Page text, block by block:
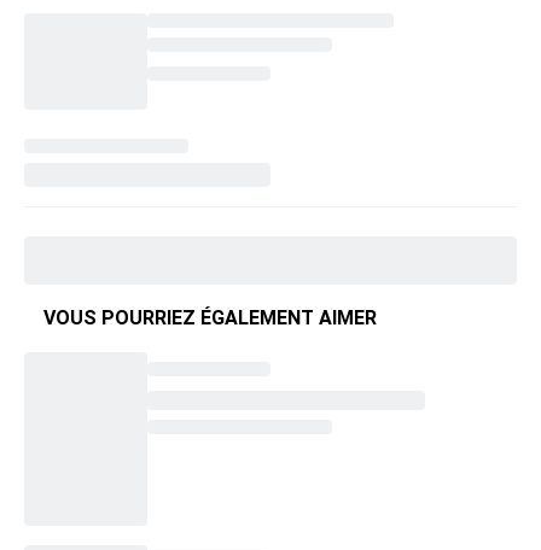
VOUS POURRIEZ ÉGALEMENT AIMER